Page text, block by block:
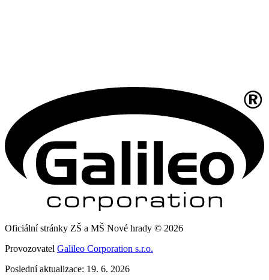
Oficiální stránky ZŠ a MŠ Nové hrady © 2026
Provozovatel Galileo Corporation s.r.o.
Poslední aktualizace: 19. 6. 2026